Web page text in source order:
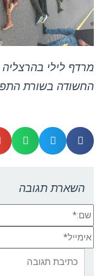
מרדף לילי בהרצליה
החשודה בשורת
השארת תגובה
שם:*
אימייל*